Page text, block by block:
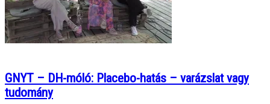
GNYT – DH-móló: Placebo-hatás – varázslat vagy
tudomány